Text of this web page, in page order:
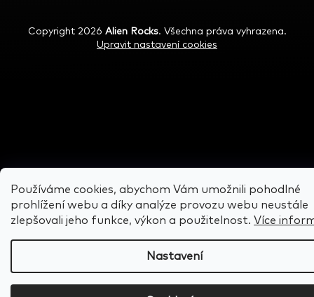
Používáme cookies, abychom Vám umožnili pohodlné
prohlížení webu a díky analýze provozu webu neustále
zlepšovali jeho funkce, výkon a použitelnost. Více
Nastavení
Copyright 2026 Alien Rocks. Všechna práva vyhrazena.
Upravit nastavení cookies